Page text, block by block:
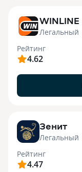
WINLINE
Легальный
Рейтинг
4.62
Зенит
Легальный
Рейтинг
4.47